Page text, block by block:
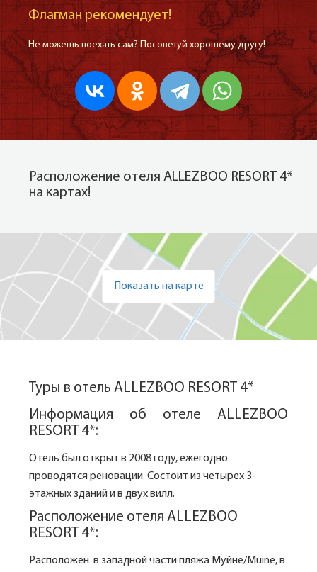
Флагман рекомендует!
Не можешь поехать сам? Посоветуй хорошему другу!
Расположение отеля ALLEZBOO RESORT 4*
на картах!
Показать на карте
Туры в отель ALLEZBOO RESORT 4*
Информация об отеле ALLEZBOO
RESORT 4*:
Отель был открыт в 2008 году, ежегодно
проводятся реновации. Состоит из четырех 3-
этажных зданий и в двух вилл.
Расположение отеля ALLEZBOO
RESORT 4*:
Расположен в западной части пляжа Муйне/Muine, в